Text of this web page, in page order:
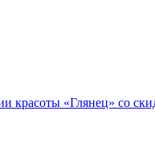
красоты «Глянец» со